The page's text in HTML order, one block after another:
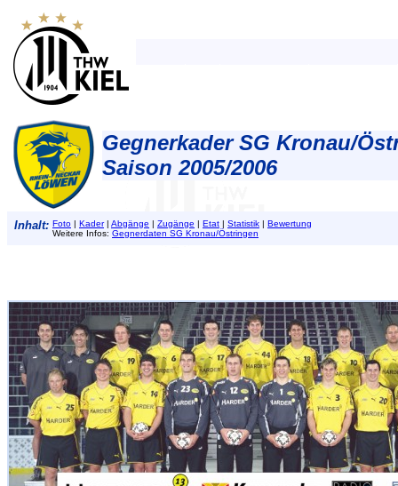
Gegnerkader SG Kronau/
Saison 2005/2006
Inhalt: Foto | Kader| Abgänge | Zugänge | Etat | Statistik | Bewertung
Weitere Infos: Gegnerdaten SG Kronau/Östringen